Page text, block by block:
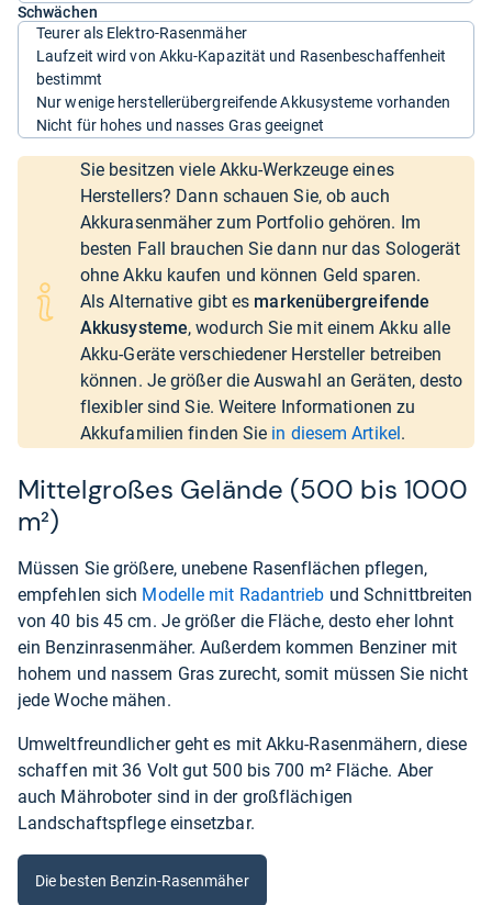
Schwächen
Teurer als Elektro-Rasenmäher
Laufzeit wird von Akku-Kapazität und Rasenbeschaffenheit
bestimmt
Nur wenige herstellerübergreifende Akkusysteme vorhanden
Nicht für hohes und nasses Gras geeignet
Sie besitzen viele Akku-Werkzeuge eines
Herstellers? Dann schauen Sie, ob auch
Akkurasenmäher zum Portfolio gehören. Im
besten Fall brauchen Sie dann nur das Sologerät
ohne Akku kaufen und können Geld sparen.
Als Alternative gibt es markenübergreifende
Akkusysteme, wodurch Sie mit einem Akku alle
Akku-Geräte verschiedener Hersteller betreiben
können. Je größer die Auswahl an Geräten, desto
flexibler sind Sie. Weitere Informationen zu
Akkufamilien finden Sie in diesem Artikel.
Mittelgroßes Gelände (500 bis 1000
m²)
Müssen Sie größere, unebene Rasenflächen pflegen,
empfehlen sich Modelle mit Radantrieb und Schnittbreiten
von 40 bis 45 cm. Je größer die Fläche, desto eher lohnt
ein Benzinrasenmäher. Außerdem kommen Benziner mit
hohem und nassem Gras zurecht, somit müssen Sie nicht
jede Woche mähen.
Umweltfreundlicher geht es mit Akku-Rasenmähern, diese
schaffen mit 36 Volt gut 500 bis 700 m² Fläche. Aber
auch Mähroboter sind in der großflächigen
Landschaftspflege einsetzbar.
Die besten Benzin-Rasenmäher